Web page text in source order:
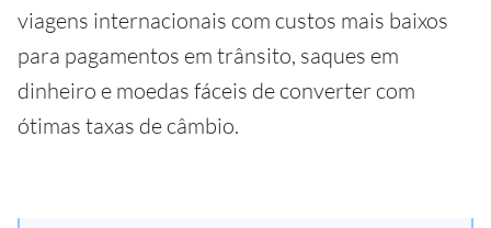
viagens internacionais com custos mais baixos
para pagamentos em trânsito, saques em
dinheiro e moedas fáceis de converter com
ótimas taxas de câmbio.